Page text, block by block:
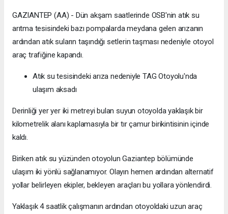
GAZIANTEP (AA) - Dün akşam saatlerinde OSB'nin atık su
arıtma tesisindeki bazı pompalarda meydana gelen arızanın
ardından atık suların taşındığı setlerin taşması nedeniyle otoyol
araç trafiğine kapandı.
Atık su tesisindeki arıza nedeniyle TAG Otoyolu'nda
ulaşım aksadı
Derinliği yer yer iki metreyi bulan suyun otoyolda yaklaşık bir
kilometrelik alanı kaplamasıyla bir tır çamur birikintisinin içinde
kaldı.
Biriken atık su yüzünden otoyolun Gaziantep bölümünde
ulaşım iki yönlü sağlanamıyor. Olayın hemen ardından alternatif
yollar belirleyen ekipler, bekleyen araçları bu yollara yönlendirdi.
Yaklaşık 4 saatlik çalışmanın ardından otoyoldaki uzun araç